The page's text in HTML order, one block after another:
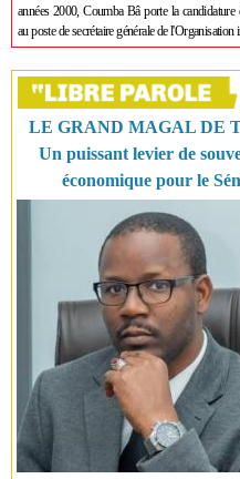
années 2000, Coumba Bâ porte la
au poste de secrétaire générale de l'Organisation
LE GRAND MAGAL DE
Un puissant levier de
économique pour le